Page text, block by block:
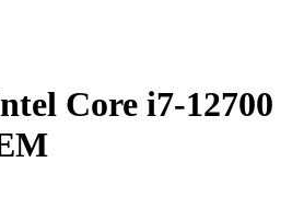
Core i7-12700